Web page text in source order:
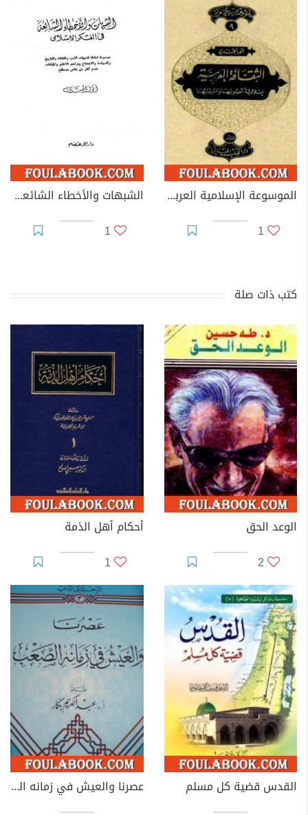
الموسوعة الإسلامية العربية - المجلد التاسع: الثقافة العربية إسلامية أصولها وانتمائها
1
الشبهات والأخطاء الشائعة في الفكر الإسلامي
1
كتب ذات صلة
الوعد الحق
2
أحكام أهل الذمة
1
القدس قضية كل مسلم
عصرنا والعيش في زمانه الصعب